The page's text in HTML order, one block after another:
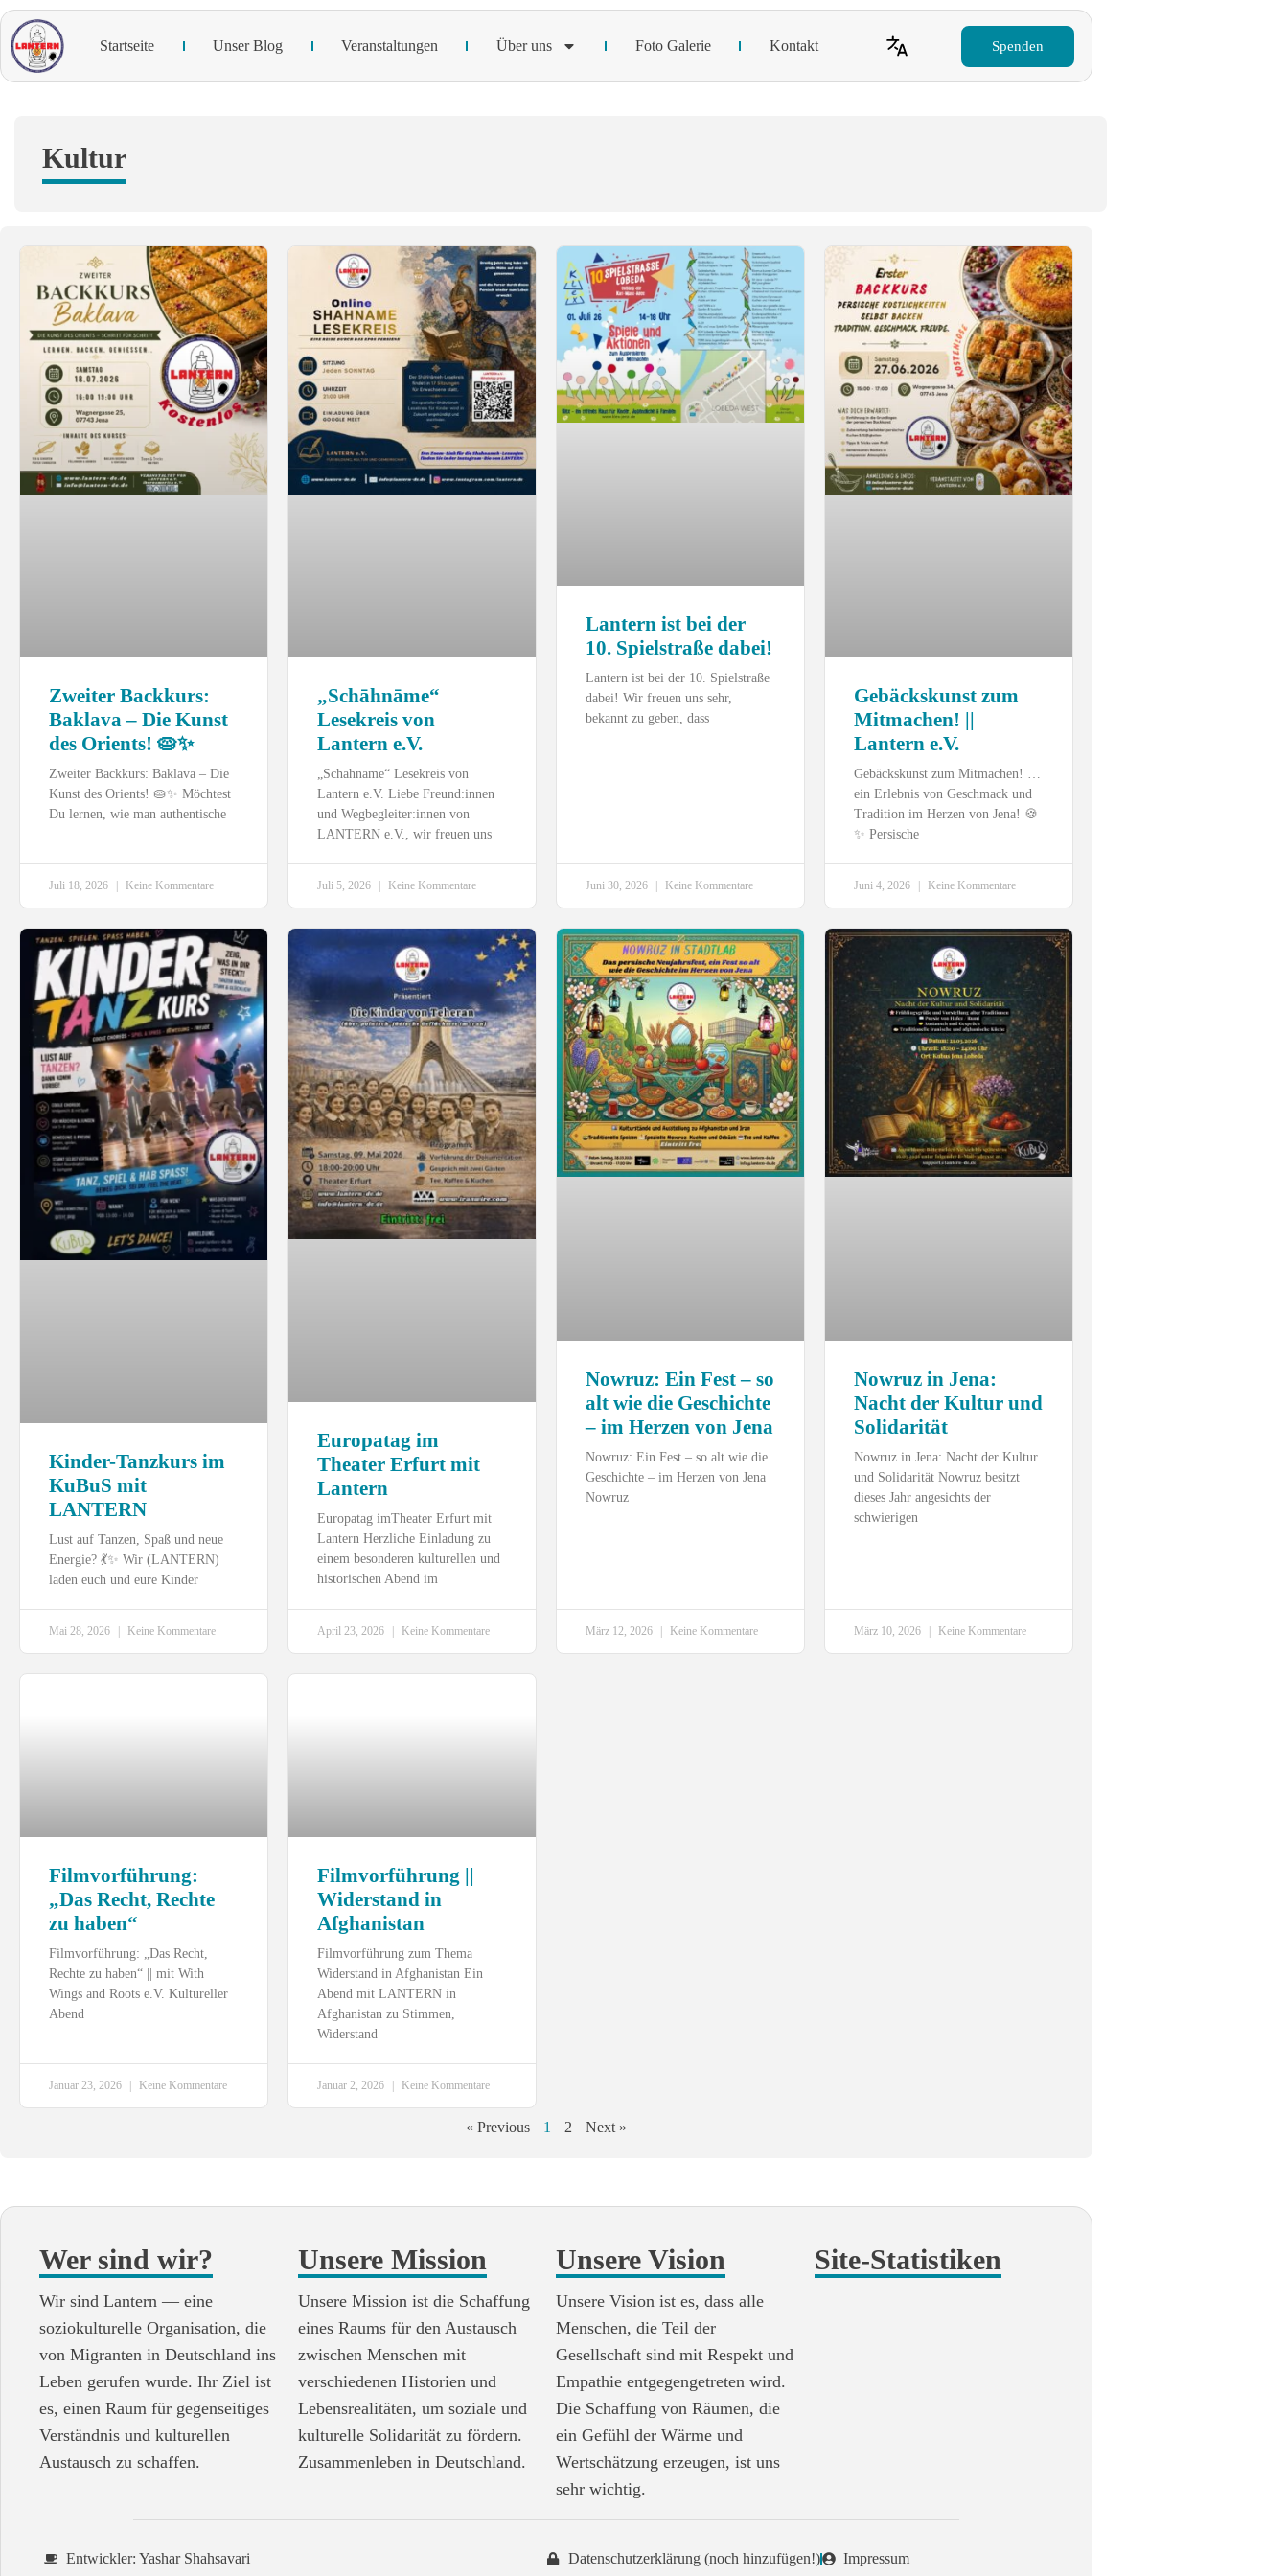
Startseite Unser Blog Veranstaltungen Über uns Foto Galerie Kontakt Spenden
Kultur
Zweiter Backkurs:
Baklava – Die Kunst
des Orients! 🥧✨
Zweiter Backkurs: Baklava – Die
Kunst des Orients! 🥧✨ ​Möchtest
Du lernen, wie man authentische
Juli 18, 2026 Keine Kommentare
„Schāhnāme“
Lesekreis von
Lantern e.V.
„Schāhnāme“ Lesekreis von
Lantern e.V. Liebe Freund:innen
und Wegbegleiter:innen von
LANTERN e.V., wir freuen uns
Juli 5, 2026 Keine Kommentare
Lantern ist bei der
10. Spielstraße dabei!
Lantern ist bei der 10. Spielstraße
dabei! Wir freuen uns sehr,
bekannt zu geben, dass
Juni 30, 2026 Keine Kommentare
Gebäckskunst zum
Mitmachen! ||
Lantern e.V.
Gebäckskunst zum Mitmachen! …
ein Erlebnis von Geschmack und
Tradition im Herzen von Jena! 🍪
✨ Persische
Juni 4, 2026 Keine Kommentare
Kinder-Tanzkurs im
KuBuS mit
LANTERN
Lust auf Tanzen, Spaß und neue
Energie? 💃✨ Wir (LANTERN)
laden euch und eure Kinder
Mai 28, 2026 Keine Kommentare
Europatag im
Theater Erfurt mit
Lantern
Europatag imTheater Erfurt mit
Lantern Herzliche Einladung zu
einem besonderen kulturellen und
historischen Abend im
April 23, 2026 Keine Kommentare
Nowruz: Ein Fest – so
alt wie die Geschichte
– im Herzen von Jena
Nowruz: Ein Fest – so alt wie die
Geschichte – im Herzen von Jena
Nowruz
März 12, 2026 Keine Kommentare
Nowruz in Jena:
Nacht der Kultur und
Solidarität
Nowruz in Jena: Nacht der Kultur
und Solidarität Nowruz besitzt
dieses Jahr angesichts der
schwierigen
März 10, 2026 Keine Kommentare
Filmvorführung:
„Das Recht, Rechte
zu haben“
Filmvorführung: „Das Recht,
Rechte zu haben“ || mit With
Wings and Roots e.V. Kultureller
Abend
Januar 23, 2026 Keine Kommentare
Filmvorführung ||
Widerstand in
Afghanistan
Filmvorführung zum Thema
Widerstand in Afghanistan Ein
Abend mit LANTERN in
Afghanistan zu Stimmen,
Widerstand
Januar 2, 2026 Keine Kommentare
« Previous 1 2 Next »
Wer sind wir?
Wir sind Lantern — eine
soziokulturelle Organisation, die
von Migranten in Deutschland ins
Leben gerufen wurde. Ihr Ziel ist
es, einen Raum für gegenseitiges
Verständnis und kulturellen
Austausch zu schaffen.
Unsere Mission
Unsere Mission ist die Schaffung
eines Raums für den Austausch
zwischen Menschen mit
verschiedenen Historien und
Lebensrealitäten, um soziale und
kulturelle Solidarität zu fördern.
Zusammenleben in Deutschland.
Unsere Vision
Unsere Vision ist es, dass alle
Menschen, die Teil der
Gesellschaft sind mit Respekt und
Empathie entgegengetreten wird.
Die Schaffung von Räumen, die
ein Gefühl der Wärme und
Wertschätzung erzeugen, ist uns
sehr wichtig.
Site-Statistiken
Entwickler: Yashar Shahsavari Datenschutzerklärung (noch hinzufügen!) Impressum